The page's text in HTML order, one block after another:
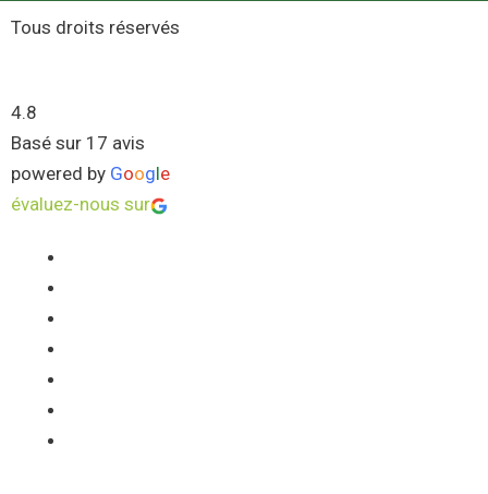
Tous droits réservés
4.8
Basé sur 17 avis
powered by Google
évaluez-nous sur